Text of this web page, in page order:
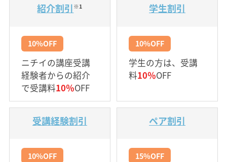
紹介割引 ※1
10%OFF
ニチイの講座受講
経験者からの紹介
で受講料10％OFF
学生割引
10%OFF
学生の方は、受講
料10％OFF
受講経験割引
10%OFF
ペア割引
15%OFF